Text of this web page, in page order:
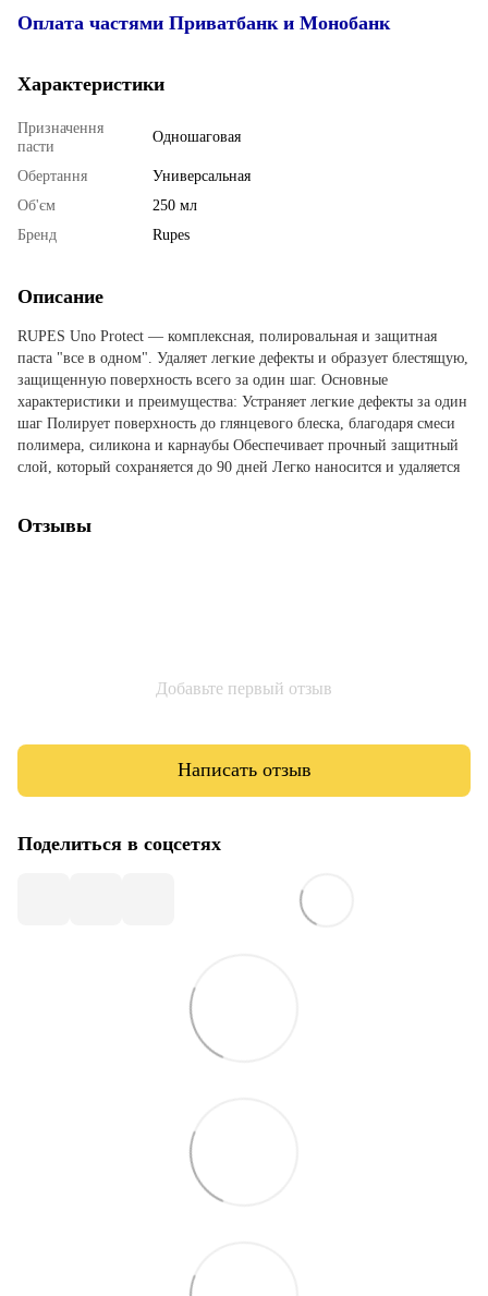
Оплата частями Приватбанк и Монобанк
Характеристики
Призначення
пасти
Одношаговая
Обертання
Универсальная
Об'єм
250 мл
Бренд
Rupes
Описание
RUPES Uno Protect — комплексная, полировальная и защитная
паста "все в одном". Удаляет легкие дефекты и образует блестящую,
защищенную поверхность всего за один шаг. Основные
характеристики и преимущества: Устраняет легкие дефекты за один
шаг Полирует поверхность до глянцевого блеска, благодаря смеси
полимера, силикона и карнаубы Обеспечивает прочный защитный
слой, который сохраняется до 90 дней Легко наносится и удаляется
Отзывы
Добавьте первый отзыв
Написать отзыв
Поделиться в соцсетях